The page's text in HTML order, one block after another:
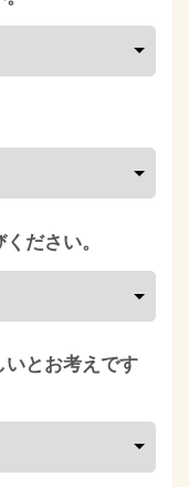
ださい。
いとお考えです